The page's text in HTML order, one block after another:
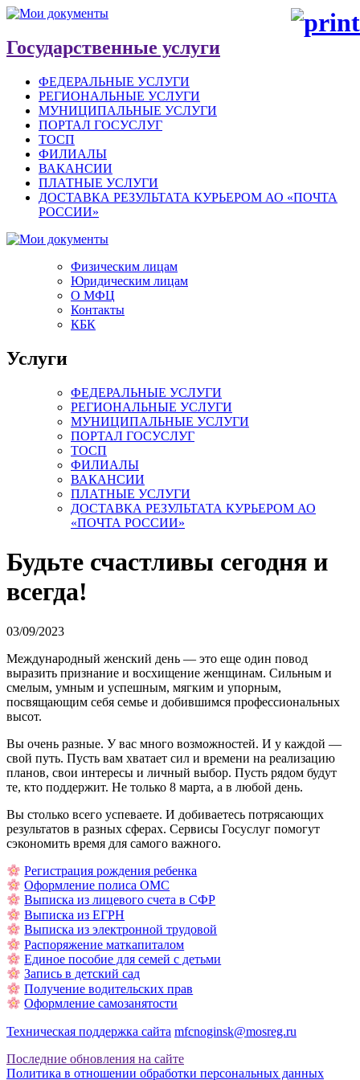
Государственные услуги
ФЕДЕРАЛЬНЫЕ УСЛУГИ
РЕГИОНАЛЬНЫЕ УСЛУГИ
МУНИЦИПАЛЬНЫЕ УСЛУГИ
ПОРТАЛ ГОСУСЛУГ
ТОСП
ФИЛИАЛЫ
ВАКАНСИИ
ПЛАТНЫЕ УСЛУГИ
ДОСТАВКА РЕЗУЛЬТАТА КУРЬЕРОМ АО «ПОЧТА
РОССИИ»
Физическим лицам
Юридическим лицам
О МФЦ
Контакты
КБК
Услуги
ФЕДЕРАЛЬНЫЕ УСЛУГИ
РЕГИОНАЛЬНЫЕ УСЛУГИ
МУНИЦИПАЛЬНЫЕ УСЛУГИ
ПОРТАЛ ГОСУСЛУГ
ТОСП
ФИЛИАЛЫ
ВАКАНСИИ
ПЛАТНЫЕ УСЛУГИ
ДОСТАВКА РЕЗУЛЬТАТА КУРЬЕРОМ АО
«ПОЧТА РОССИИ»
Будьте счастливы сегодня и
всегда!
03/09/2023
Международный женский день — это еще один повод
выразить признание и восхищение женщинам. Сильным и
смелым, умным и успешным, мягким и упорным,
посвящающим себя семье и добившимся профессиональных
высот.
Вы очень разные. У вас много возможностей. И у каждой —
свой путь. Пусть вам хватает сил и времени на реализацию
планов, свои интересы и личный выбор. Пусть рядом будут
те, кто поддержит. Не только 8 марта, а в любой день.
Вы столько всего успеваете. И добиваетесь потрясающих
результатов в разных сферах. Сервисы Госуслуг помогут
сэкономить время для самого важного.
Регистрация рождения ребенка
Оформление полиса ОМС
Выписка из лицевого счета в СФР
Выписка из ЕГРН
Выписка из электронной трудовой
Распоряжение маткапиталом
Единое пособие для семей с детьми
Запись в детский сад
Получение водительских прав
Оформление самозанятости
Техническая поддержка сайта mfcnoginsk@mosreg.ru
Последние обновления на сайте
Политика в отношении обработки персональных данных